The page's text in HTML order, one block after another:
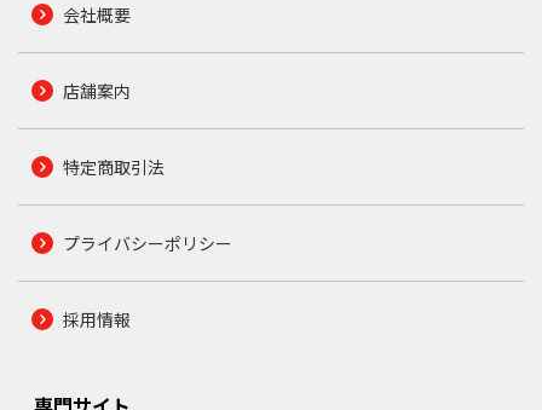
会社概要
店舗案内
特定商取引法
プライバシーポリシー
採用情報